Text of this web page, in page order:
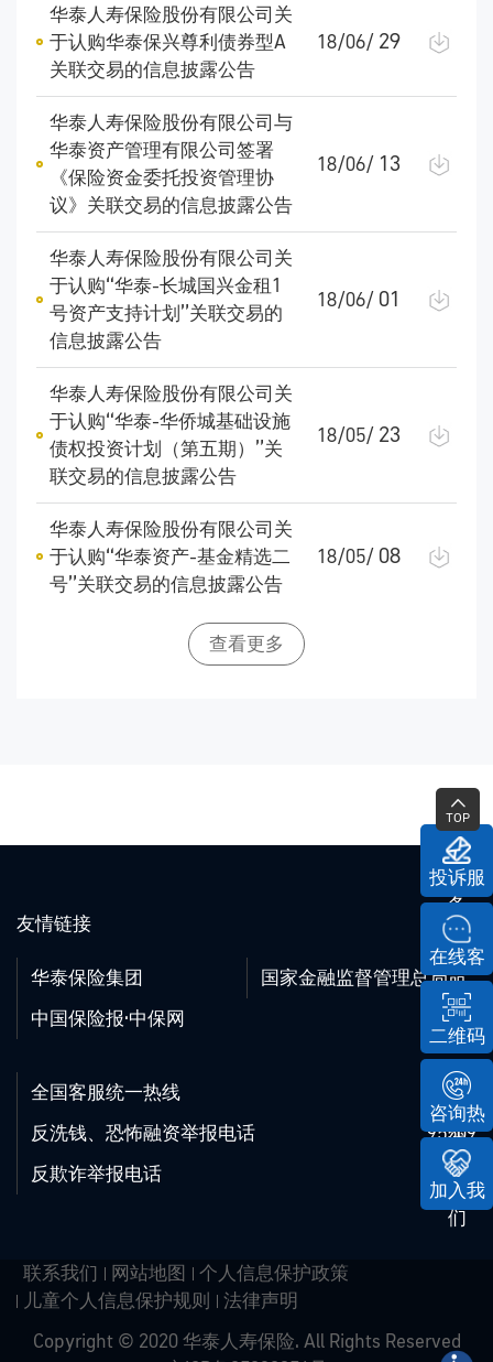
投诉服
务
在线客
服
二维码
咨询热
线
加入我
们
TOP
华泰人寿保险股份有限公司关
于认购华泰保兴尊利债券型A
关联交易的信息披露公告
18/06/ 29
华泰人寿保险股份有限公司与
华泰资产管理有限公司签署
《保险资金委托投资管理协
议》关联交易的信息披露公告
18/06/ 13
华泰人寿保险股份有限公司关
于认购“华泰-长城国兴金租1
号资产支持计划”关联交易的
信息披露公告
18/06/01
华泰人寿保险股份有限公司关
于认购“华泰-华侨城基础设施
债权投资计划（第五期）”关
联交易的信息披露公告
18/05/ 23
华泰人寿保险股份有限公司关
于认购“华泰资产-基金精选二
号”关联交易的信息披露公告
18/05/08
查看更多
友情链接
华泰保险集团
国家金融监督管理总局
中国保险报·中保网
全国客服统一热线
95509
反洗钱、恐怖融资举报电话
95509
反欺诈举报电话
95509
联系我们 网站地图
个人信息保护政策
儿童个人信息保护规则
法律声明
Copyright © 2020 华泰人寿保险. All Rights Reserved